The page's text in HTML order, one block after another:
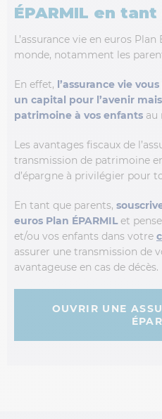
ÉPARMIL en
L’assurance vie en euros
monde, notamment les
En effet, l’assurance vie
un capital pour l’avenir
patrimoine à vos enfants au
Les avantages fiscaux de
transmission de patrimoine
d’épargne à privilégier pour
En tant que parents,
euros Plan ÉPARMILet
et/ou vos enfants dans votre
assurer une transmission de
avantageuse en cas de décès.
OUVRIR UNE